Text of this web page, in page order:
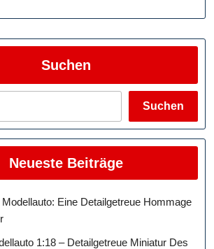
Suchen
Suchen
Neueste Beiträge
Eine Detailgetreue Hommage
1:18 – Detailgetreue Miniatur Des